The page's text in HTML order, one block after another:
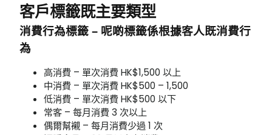
客戶標籤既主要類型
消費行為標籤 – 呢啲標籤係根據客人既消費行
為
高消費 – 單次消費 HK$1,500 以上
中消費 – 單次消費 HK$500 – 1,500
低消費 – 單次消費 HK$500 以下
常客 – 每月消費 3 次以上
偶爾幫襯 – 每月消費少過 1 次